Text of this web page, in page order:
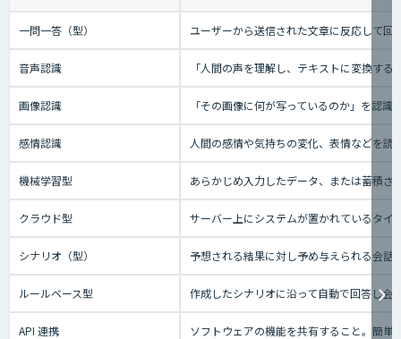
一問一答（型） ユーザーから送信された文章に反応して
音声認識 「人間の声を理解し、テキストに変換す
画像認識 「その画像に何が写っているのか」を認
感情認識 人間の感情や気持ちの変化、表情などを
機械学習型 あらかじめ入力したデータ、または蓄積
クラウド型 サーバー上にシステムが置かれているタ
シナリオ（型） 予想される結果に対し予め与えられる会
ルールベース型 作成したシナリオに沿って自動で回答し会
API 連携 ソフトウェアの機能を共有すること。簡単